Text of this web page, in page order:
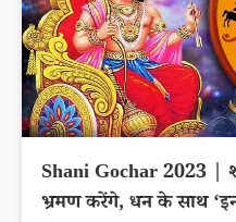
Shani Gochar 2023 |
भ्रमण करेंगे, धन के साथ